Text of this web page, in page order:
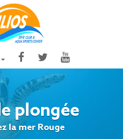
plongée
la mer Rouge